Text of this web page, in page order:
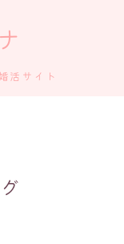
活サイト